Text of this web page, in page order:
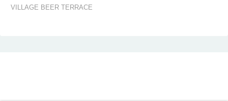
VILLAGE BEER TERRACE